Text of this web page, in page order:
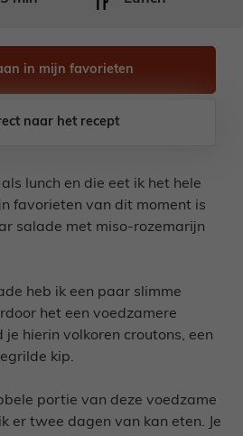
in mijn favorieten
naar het recept
lunch en die eet ik het hele
favorieten van dit moment is
salade met miso-rozemarijn
heb ik een paar slimme
het een voedzamere
hierin volkoren croutons, een
kip.
portie van deze voedzame
er twee dagen van kan eten. Je